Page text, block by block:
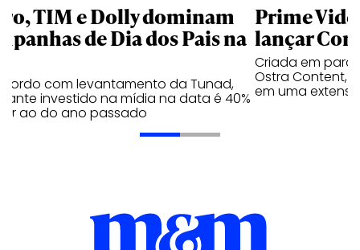
TIM e Dolly dominam
de Dia dos Pais na
com levantamento da Tunad,
investido na mídia na data é 40%
ao do ano passado
Prime
lançar
Criada em
Ostra Content,
em uma